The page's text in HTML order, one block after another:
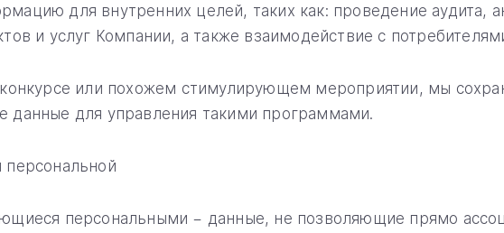
для внутренних целей, таких как: проведение аудита,
и услуг Компании, а также взаимодействие с
или похожем стимулирующем мероприятии, мы
данные для управления такими программами.
персональными − данные, не позволяющие прямо